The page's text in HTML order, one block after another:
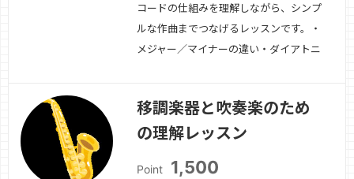
コードの仕組みを理解しながら、シンプ
ルな作曲までつなげるレッスンです。・
メジャー／マイナーの違い・ダイアトニ
奏と構成の考え方初心者の「わからな
い」を一緒に整理します。
移調楽器と吹奏楽のため
の理解レッスン
Point 1,500